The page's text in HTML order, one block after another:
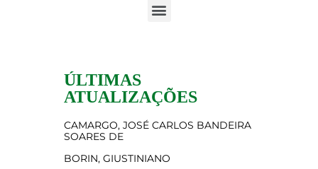
ÚLTIMAS
ATUALIZAÇÕES
CAMARGO, JOSÉ CARLOS BANDEIRA
SOARES DE
BORIN, GIUSTINIANO